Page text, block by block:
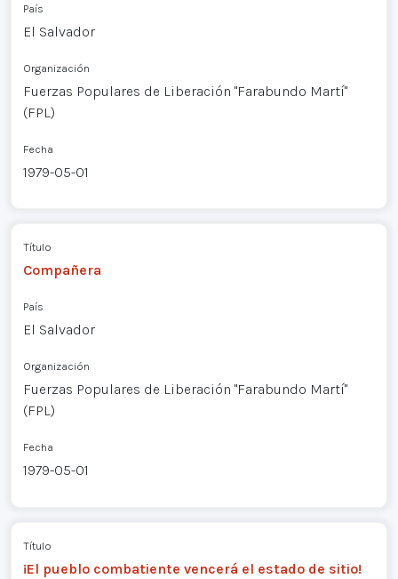
País
El Salvador
Organización
Fuerzas Populares de Liberación "Farabundo Martí"
(FPL)
Fecha
1979-05-01
Título
Compañera
País
El Salvador
Organización
Fuerzas Populares de Liberación "Farabundo Martí"
(FPL)
Fecha
1979-05-01
Título
¡El pueblo combatiente vencerá el estado de sitio!